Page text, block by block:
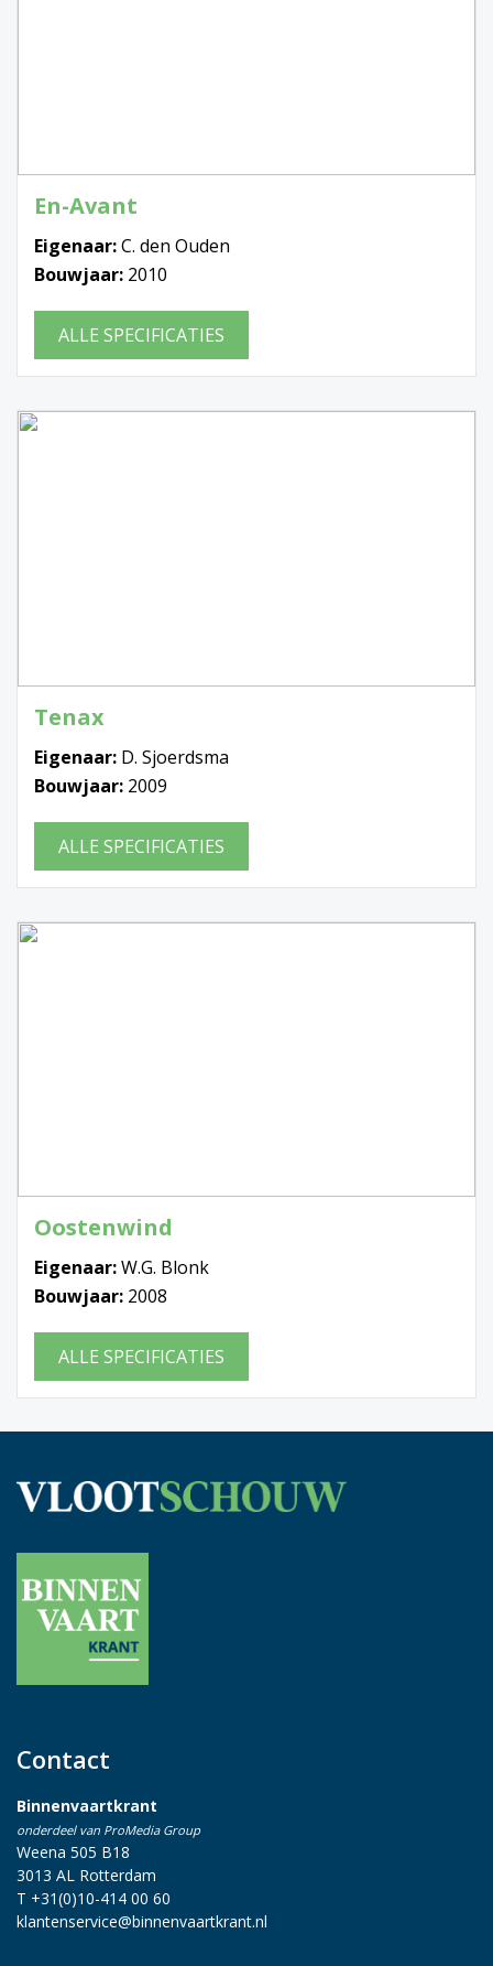
En-Avant
Eigenaar:C. den Ouden
Bouwjaar: 2010
ALLE SPECIFICATIES
Tenax
Eigenaar: D. Sjoerdsma
Bouwjaar: 2009
ALLE SPECIFICATIES
Oostenwind
Eigenaar:W.G. Blonk
Bouwjaar: 2008
ALLE SPECIFICATIES
Contact
Binnenvaartkrant
onderdeel van ProMedia Group
Weena 505 B18
3013 AL Rotterdam
T +31(0)10-414 00 60
klantenservice@binnenvaartkrant.nl